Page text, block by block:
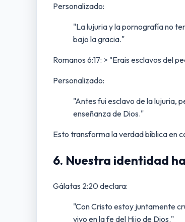
Personalizado:
"La lujuria y la pornografía no
bajo la gracia."
Romanos 6:17: > "Erais esclavos del
Personalizado:
"Antes fui esclavo de la lujuria,
enseñanza de Dios."
Esto transforma la verdad bíblica en
6. Nuestra identidad
Gálatas 2:20 declara:
"Con Cristo estoy juntamente
vivo en la fe del Hijo de Dios."